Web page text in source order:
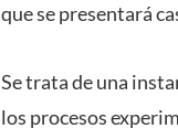
que se presentará
Se trata de una
los procesos